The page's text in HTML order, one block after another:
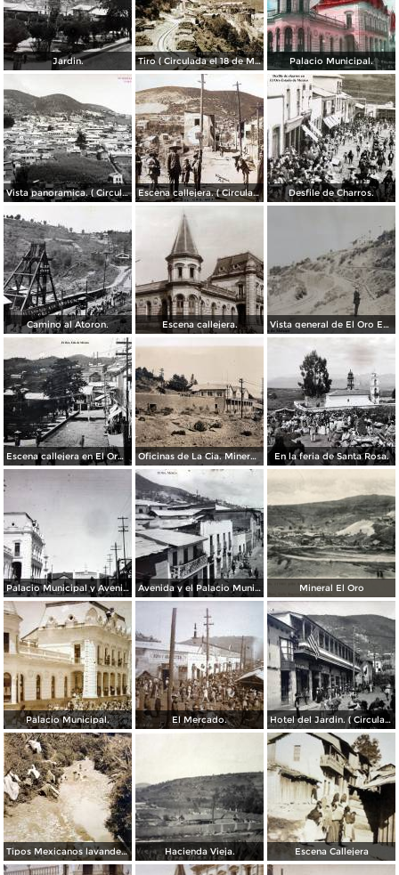
Jardin. Tiro ( Circulada el 18 de Marzo de 1920 ). Palacio Municipal.
Vista panoramica. ( Circulada el 2 de Febrero de 1929). Escena callejera. ( Circulada el 9 de Junio de 1919 ). Desfile de Charros.
Camino al Atoron. Escena callejera. Vista general de El Oro Edo. de México.
Escena callejera en El Oro, Edo de México. Oficinas de La Cia. Minera La Esperanza en El Oro Edo de México. En la feria de Santa Rosa.
Palacio Municipal y Avenida Constitucion. Avenida y el Palacio Municipal. Mineral El Oro
Palacio Municipal. El Mercado. Hotel del Jardin. ( Circulada el 24 de Agosto de 1909 ).
Tipos Mexicanos lavanderas por el fotografo Walter E. Hadsell. Hacienda Vieja. Escena Callejera